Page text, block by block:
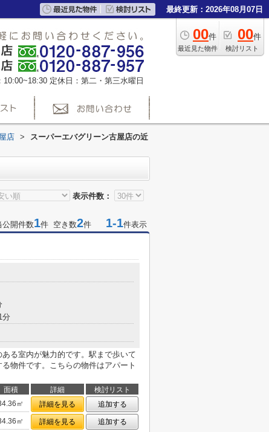
最終更新：2026年08月07日
00件
最近見た物件
00件
検討リスト
10:00~18:30 定休日：第二・第三水曜日
店 >
スーパーエバグリーン古屋店の近
表示件数：
公開件数1件 空き数2件 1-1件表示
分
る室内が魅力的です。駅まで歩いて
物件です。こちらの物件はアパート
面積 詳細
検討リスト
㎡ 詳細を見る
追加する
㎡ 詳細を見る 追加する